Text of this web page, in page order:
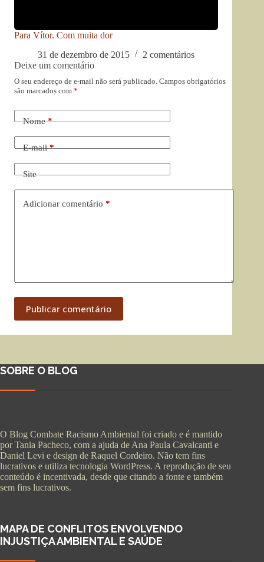
Para Vítor. Com muita dor
31 de dezembro de 2015
2 comentários
Deixe um comentário
O seu endereço de e-mail não será publicado. Campos obrigatórios
são marcados com *
Nome*
E-mail*
Site
Adicionar comentário *
Publicar comentário
SOBRE O BLOG
O Blog Combate Racismo Ambiental foi criado e é mantido
por Tania Pacheco, com a ajuda de Ana Paula Cavalcanti e
Daniel Levi e design de Raquel Cordeiro. Não tem fins
lucrativos e utiliza tecnologia WordPress. A reprodução de seu
conteúdo é incentivada, desde que citando a fonte e também
sem fins lucrativos.
MAPA DE CONFLITOS ENVOLVENDO
INJUSTIÇA AMBIENTAL E SAÚDE